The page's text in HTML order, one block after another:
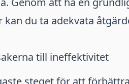
kan du ta adekvata
till ineffektivitet
steget för att